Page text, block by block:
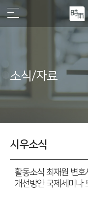
소식/자료
시우소식
활동소식 최재원 변호
개선방안 국제세미나